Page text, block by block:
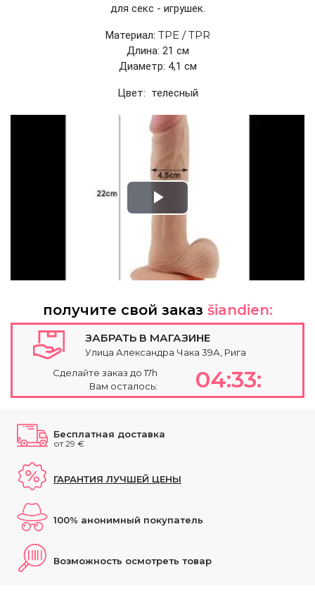
для секс - игрушек.
Mатериал: TPE / TPR
Длина: 21 cм
Диаметр: 4,1 cм
Цвет: телесный
Play
Video
получите свой заказ šiandien:
ЗАБРАТЬ В МАГАЗИНЕ
Улица Александра Чака 39А, Рига
Сделайте заказ до 17h
Вам осталось:
04:33:
Бесплатная доставка
от 29 €
ГАРАНТИЯ ЛУЧШЕЙ ЦЕНЫ
100% анонимный покупатель
Возможность осмотреть товар